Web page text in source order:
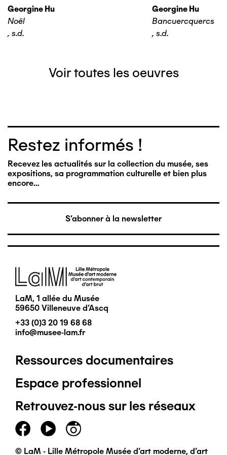
Georgine Hu
Noël
, s.d.
Georgine Hu
Bancuercquercs
, s.d.
Voir toutes les oeuvres
Restez informés !
Recevez les actualités sur la collection du musée, ses
expositions, sa programmation culturelle et bien plus
encore…
S'abonner à la newsletter
Image
LaM, 1 allée du Musée
59650 Villeneuve d'Ascq
+33 (0)3 20 19 68 68
info@musee-lam.fr
Pied
de
page
principal
Ressources documentaires
Espace professionnel
Retrouvez-nous sur les réseaux
© LaM - Lille Métropole Musée d'art moderne, d'art